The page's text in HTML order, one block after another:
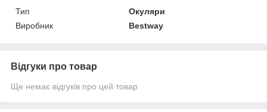
Тип
Окуляри
Виробник
Bestway
Відгуки про товар
Ще немає відгуків про цей товар